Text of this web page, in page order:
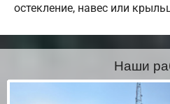
остекление, навес или
Наши